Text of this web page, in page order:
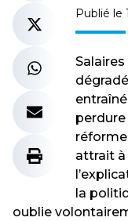
Publié le
attrait à
la
oublie